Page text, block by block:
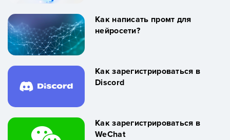
Как написать промт для
нейросети?
Как зарегистрироваться в
Discord
Как зарегистрироваться в
WeChat